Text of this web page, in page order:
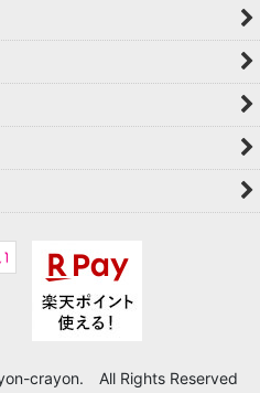
crayon. All Rights Reserved